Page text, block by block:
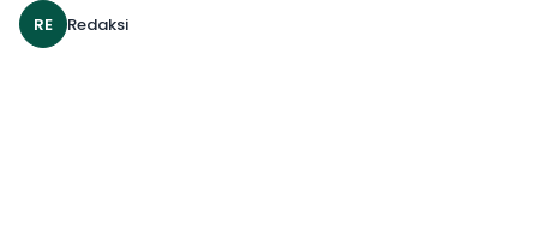
RE Redaksi